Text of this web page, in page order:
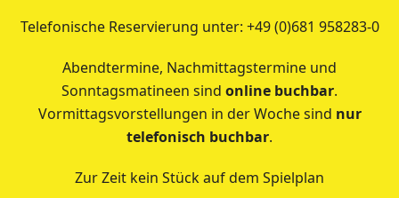
Telefonische Reservierung unter: +49 (0)681 958283-0
Abendtermine, Nachmittagstermine und
Sonntagsmatineen sind online buchbar.
Vormittagsvorstellungen in der Woche sind nur
telefonisch buchbar.
Zur Zeit kein Stück auf dem Spielplan